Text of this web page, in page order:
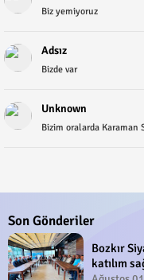
Biz yemiyoruz
Adsız
Bizde var
Unknown
Bizim oralarda Karaman
Son Gönderiler
Bozkır
katılım